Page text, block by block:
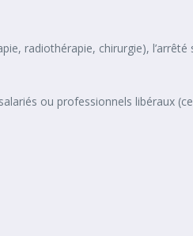
radiothérapie, chirurgie),
ou professionnels libéraux